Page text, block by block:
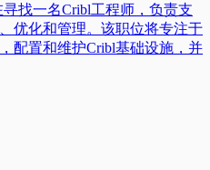
找一名Cribl工程师，负责支
优化和管理。该职位将专注于
配置和维护Cribl基础设施，并